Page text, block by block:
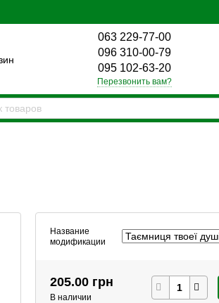
063 229-77-00
096 310-00-79
095 102-63-20
Перезвонить вам?
Название
модификации
205.00 грн
В наличии